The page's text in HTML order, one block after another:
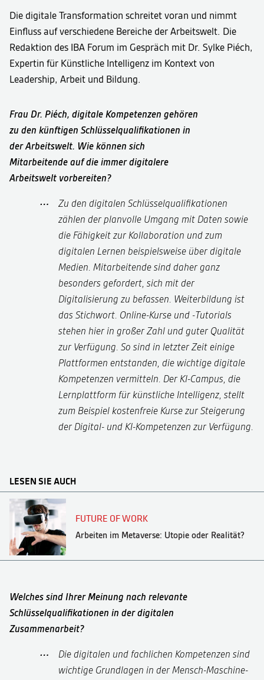
Die digitale Transformation schreitet voran und nimmt
Einfluss auf verschiedene Bereiche der Arbeitswelt. Die
Redaktion des IBA Forum im Gespräch mit Dr. Sylke Piéch,
Expertin für Künstliche Intelligenz im Kontext von
Leadership, Arbeit und Bildung.
Frau Dr. Piéch, digitale Kompetenzen gehören
zu den künftigen Schlüsselqualifikationen in
der Arbeitswelt. Wie können sich
Mitarbeitende auf die immer digitalere
Arbeitswelt vorbereiten?
Zu den digitalen Schlüsselqualifikationen
zählen der planvolle Umgang mit Daten sowie
die Fähigkeit zur Kollaboration und zum
digitalen Lernen beispielsweise über digitale
Medien. Mitarbeitende sind daher ganz
besonders gefordert, sich mit der
Digitalisierung zu befassen. Weiterbildung ist
das Stichwort. Online-Kurse und ‑Tutorials
stehen hier in großer Zahl und guter Qualität
zur Verfügung. So sind in letzter Zeit einige
Plattformen entstanden, die wichtige digitale
Kompetenzen vermitteln. Der KI-Campus, die
Lernplattform für künstliche Intelligenz, stellt
zum Beispiel kostenfreie Kurse zur Steigerung
der Digital- und KI-Kompetenzen zur Verfügung.
LESEN SIE AUCH
FUTURE OF WORK
Arbeiten im Metaverse: Utopie oder Realität?
Welches sind Ihrer Meinung nach relevante
Schlüsselqualifikationen in der digitalen
Zusammenarbeit?
Die digitalen und fachlichen Kompetenzen sind
wichtige Grundlagen in der Mensch-Maschine-